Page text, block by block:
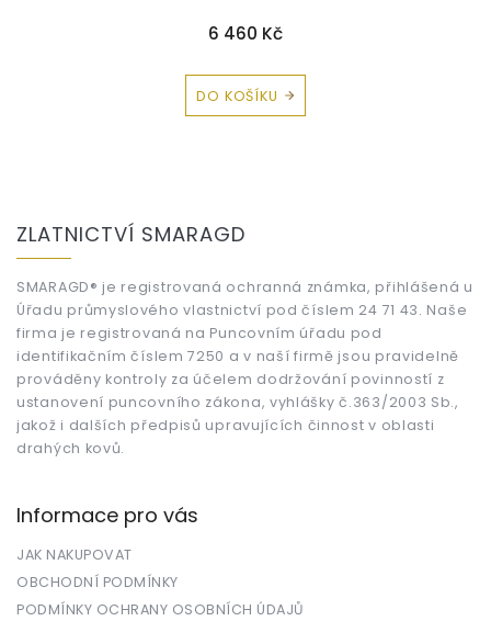
6 460 Kč
DO KOŠÍKU
ZLATNICTVÍ SMARAGD
SMARAGD® je registrovaná ochranná známka, přihlášená u
Úřadu průmyslového vlastnictví pod číslem 24 71 43. Naše
firma je registrovaná na Puncovním úřadu pod
identifikačním číslem 7250 a v naší firmě jsou pravidelně
prováděny kontroly za účelem dodržování povinností z
ustanovení puncovního zákona, vyhlášky č.363/2003 Sb.,
jakož i dalších předpisů upravujících činnost v oblasti
drahých kovů.
Informace pro vás
JAK NAKUPOVAT
OBCHODNÍ PODMÍNKY
PODMÍNKY OCHRANY OSOBNÍCH ÚDAJŮ